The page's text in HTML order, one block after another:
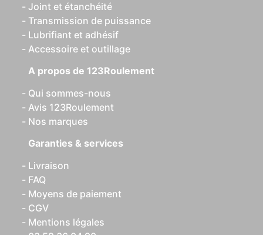
Joint et étanchéité
Transmission de puissance
Lubrifiant et adhésif
Accessoire et outillage
A propos de 123Roulement
Qui sommes-nous
Avis 123Roulement
Nos marques
Garanties & services
Livraison
FAQ
Moyens de paiement
CGV
Mentions légales